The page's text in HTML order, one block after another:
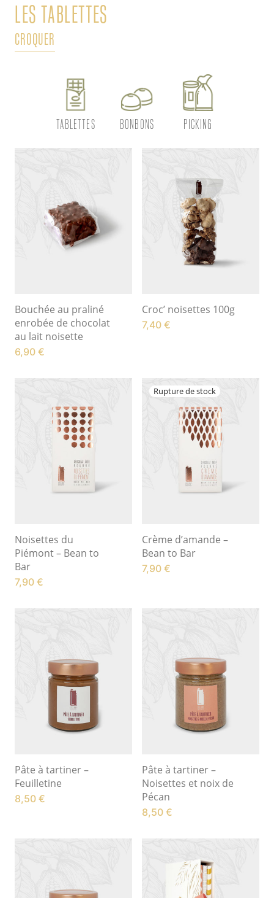
LES TABLETTES
CROQUER
TABLETTES BONBONS PICKING
Bouchée au praliné
enrobée de chocolat
au lait noisette
6,90 €
Croc’ noisettes 100g
7,40 €
Noisettes du
Piémont – Bean to
Bar
7,90 €
Crème d’amande –
Bean to Bar
7,90 €
Pâte à tartiner –
Feuilletine
8,50 €
Pâte à tartiner –
Noisettes et noix de
Pécan
8,50 €